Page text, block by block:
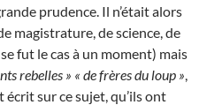
prudence. Il n’était alors
de magistrature, de science, de
fut le cas à un moment) mais
rebelles » « de frères du loup »
écrit sur ce sujet, qu’ils ont